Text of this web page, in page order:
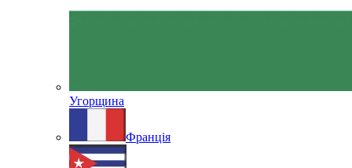
Угорщина
Франція